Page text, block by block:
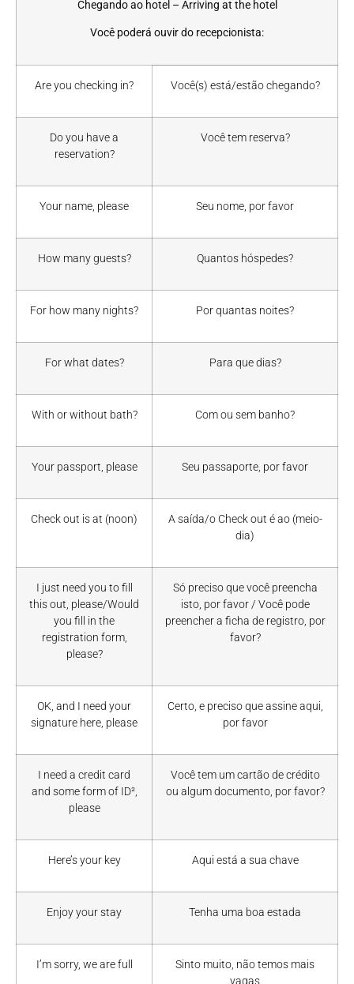
Chegando ao hotel – Arriving at the hotel
Você poderá ouvir do recepcionista:
Are you checking in? Você(s) está/estão chegando?
Do you have a
reservation?
Você tem reserva?
Your name, please Seu nome, por favor
How many guests? Quantos hóspedes?
For how many nights? Por quantas noites?
For what dates? Para que dias?
With or without bath? Com ou sem banho?
Your passport, please Seu passaporte, por favor
Check out is at (noon)
A saída/o Check out é ao (meio-
dia)
I just need you to fill
this out, please/Would
you fill in the
registration form,
please?
Só preciso que você preencha
isto, por favor / Você pode
preencher a ficha de registro, por
favor?
OK, and I need your
signature here, please
Certo, e preciso que assine aqui,
por favor
I need a credit card
and some form of ID²,
please
Você tem um cartão de crédito
ou algum documento, por favor?
Here’s your key Aqui está a sua chave
Enjoy your stay Tenha uma boa estada
I’m sorry, we are full
Sinto muito, não temos mais
vagas